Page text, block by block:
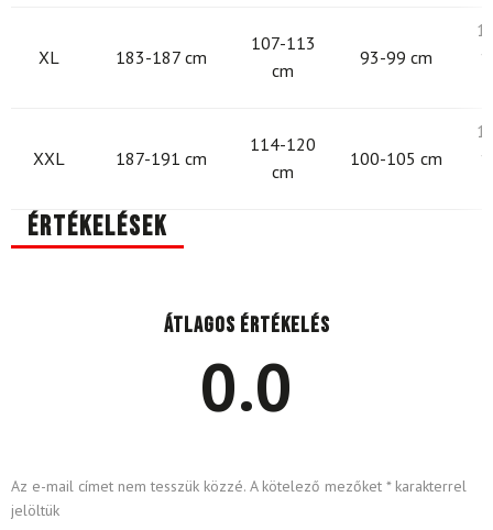
XL 183-187 cm
107-113
cm
93-99 cm
XXL 187-191 cm
114-120
cm
100-105 cm
Értékelések
Átlagos értékelés
0.0
Az e-mail címet nem tesszük közzé. A kötelező mezőket *karakterrel
jelöltük